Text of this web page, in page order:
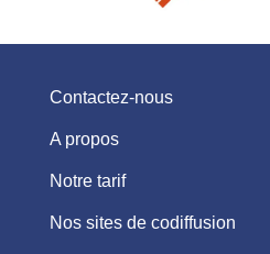
Contactez-nous
A propos
Notre tarif
Nos sites de codiffusion